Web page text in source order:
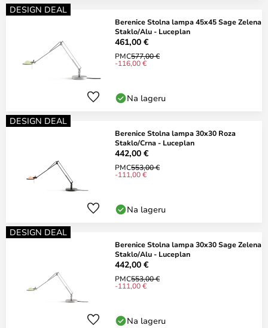
DESIGN DEAL
Berenice Stolna lampa 45x45 Sage Zelena
Staklo/Alu - Luceplan
461,00 €
PMC577,00 €
-116,00 €
Na lageru
DESIGN DEAL
Berenice Stolna lampa 30x30 Roza
Staklo/Crna - Luceplan
442,00 €
PMC553,00 €
-111,00 €
Na lageru
DESIGN DEAL
Berenice Stolna lampa 30x30 Sage Zelena
Staklo/Alu - Luceplan
442,00 €
PMC553,00 €
-111,00 €
Na lageru